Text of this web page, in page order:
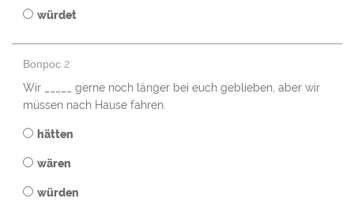
würdet
Вопрос 2
Wir _____ gerne noch länger bei euch geblieben, aber wir
müssen nach Hause fahren.
hätten
wären
würden